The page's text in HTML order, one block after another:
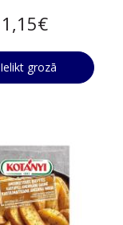
1,15€
Ielikt grozā